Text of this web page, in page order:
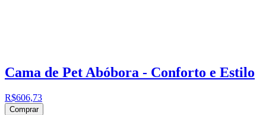
Cama de Pet Abóbora - Conforto e Estilo
R$606,73
Comprar